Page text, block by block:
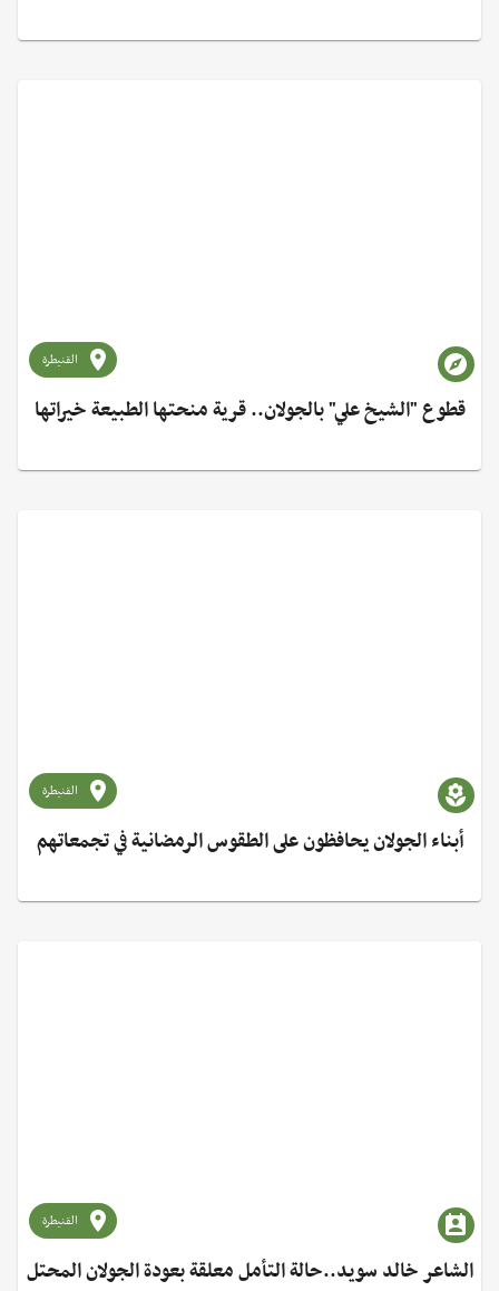
القنيطرة
قطوع "الشيخ علي" بالجولان.. قرية منحتها الطبيعة خيراتها
القنيطرة
أبناء الجولان يحافظون على الطقوس الرمضانية في تجمعاتهم
القنيطرة
الشاعر خالد سويد..حالة التأمل معلقة بعودة الجولان المحتل